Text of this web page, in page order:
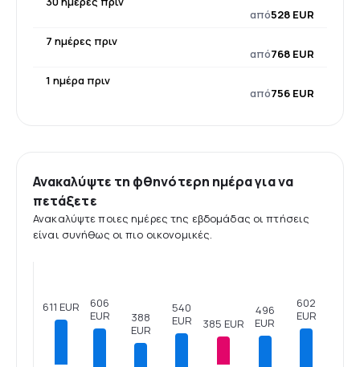
από528 EUR
7 ημέρες πριν
από768 EUR
1 ημέρα πριν
από756 EUR
Ανακαλύψτε τη φθηνότερη ημέρα για να
πετάξετε
Ανακαλύψτε ποιες ημέρες της εβδομάδας οι πτήσεις
είναι συνήθως οι πιο οικονομικές.
611 EUR
606
EUR
388
EUR
540
EUR
385 EUR
496
EUR
602
EUR